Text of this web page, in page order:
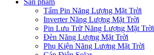
Sản phẩm
Tấm Pin Năng Lượng Mặt Trời
Inverter Năng Lượng Mặt Trời
Pin Lưu Trữ Năng Lượng Mặt Trời
Đèn Năng Lượng Mặt Trời
Phụ Kiện Năng Lượng Mặt Trời